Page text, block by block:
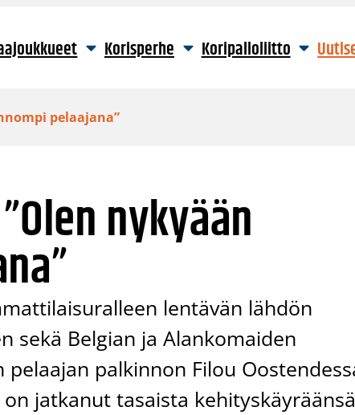
Korisperhe Koripalloliitto
pelaajana”
nykyään
lentävän lähdön
sekä Belgian ja Alankomaiden
palkinnon Filou
jatkanut tasaista kehityskäyräänsä